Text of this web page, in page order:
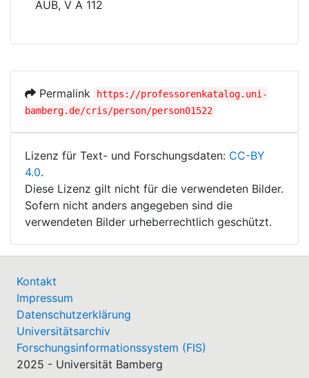
AUB, V A 112
Permalink
https://professorenkatalog.uni-
bamberg.de/cris/person/person01522
Lizenz für Text- und Forschungsdaten: CC-BY
4.0.
Diese Lizenz gilt nicht für die verwendeten Bilder.
Sofern nicht anders angegeben sind die
verwendeten Bilder urheberrechtlich geschützt.
Kontakt
Impressum
Datenschutzerklärung
Universitätsarchiv
Forschungsinformationssystem (FIS)
2025 - Universität Bamberg